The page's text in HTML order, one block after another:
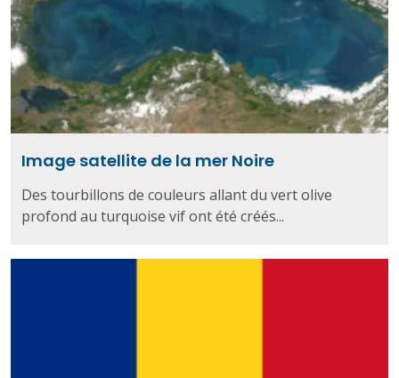
Image satellite de la mer Noire
Des tourbillons de couleurs allant du vert olive
profond au turquoise vif ont été créés...